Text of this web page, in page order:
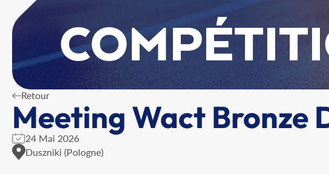
Retour
Meeting Wact Bronze
24 Mai 2026
Duszniki (Pologne)